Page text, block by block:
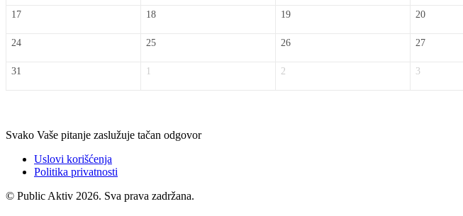
17 18 19 20
24 25 26 27
31 1 2 3
Svako Vaše pitanje zaslužuje tačan odgovor
Uslovi korišćenja
Politika privatnosti
© Public Aktiv 2026. Sva prava zadržana.